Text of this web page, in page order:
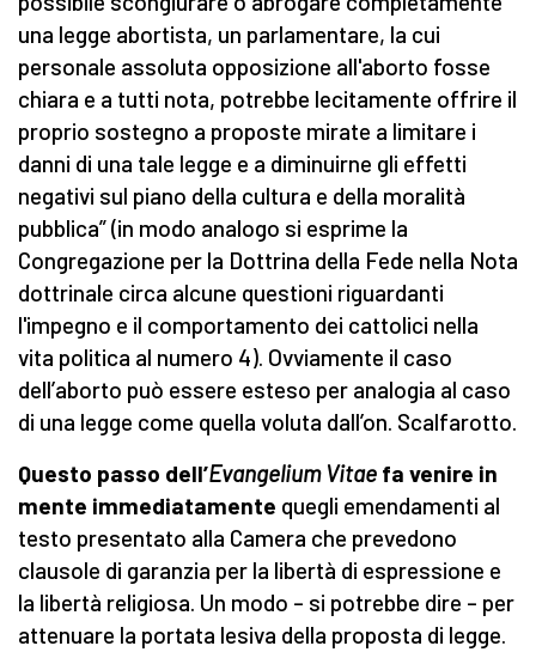
una legge abortista, un parlamentare, la cui
personale assoluta opposizione all'aborto fosse
chiara e a tutti nota, potrebbe lecitamente offrire il
proprio sostegno a proposte mirate a limitare i
danni di una tale legge e a diminuirne gli effetti
negativi sul piano della cultura e della moralità
pubblica” (in modo analogo si esprime la
Congregazione per la Dottrina della Fede nella Nota
dottrinale circa alcune questioni riguardanti
l'impegno e il comportamento dei cattolici nella
vita politica al numero 4). Ovviamente il caso
dell’aborto può essere esteso per analogia al caso
di una legge come quella voluta dall’on. Scalfarotto.
Questo passo dell’Evangelium Vitae fa venire in
mente immediatamente quegli emendamenti al
testo presentato alla Camera che prevedono
clausole di garanzia per la libertà di espressione e
la libertà religiosa. Un modo – si potrebbe dire – per
attenuare la portata lesiva della proposta di legge.